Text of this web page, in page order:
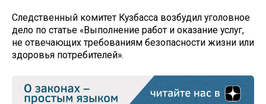
Следственный комитет Кузбасса возбудил уголовное
дело по статье «Выполнение работ и оказание услуг,
не отвечающих требованиям безопасности жизни или
здоровья потребителей».